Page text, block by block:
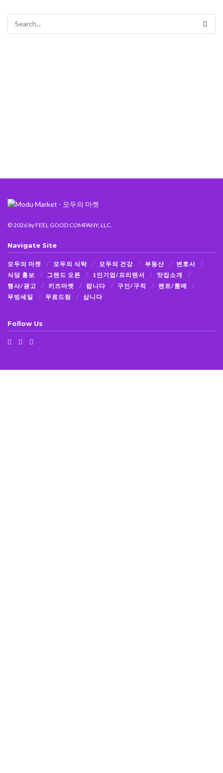
© 2026by FEEL GOOD COMPANY, LLC.
Navigate Site
모두의 마켓 모두의 식탁 모두의 건강 부동산
변호사
식당 홍보
그랜드 오픈 1인기업/프리랜서
맛집소개
행사/광고
키즈마켓 팝니다 구인/구직
렌트/룸메
무빙세일
무료드림 삽니다
Follow Us